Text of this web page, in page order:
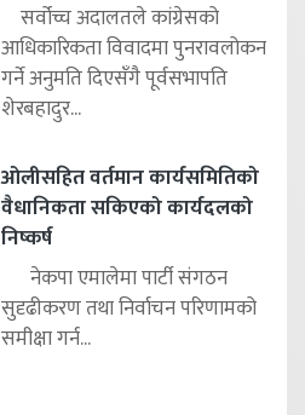
सर्वोच्च अदालतले कांग्रेसको
आधिकारिकता विवादमा पुनरावलोकन
गर्ने अनुमति दिएसँगै पूर्वसभापति
शेरबहादुर...
ओलीसहित वर्तमान कार्यसमितिको
वैधानिकता सकिएको कार्यदलको
निष्कर्ष
नेकपा एमालेमा पार्टी संगठन
सुदृढीकरण तथा निर्वाचन परिणामको
समीक्षा गर्न...